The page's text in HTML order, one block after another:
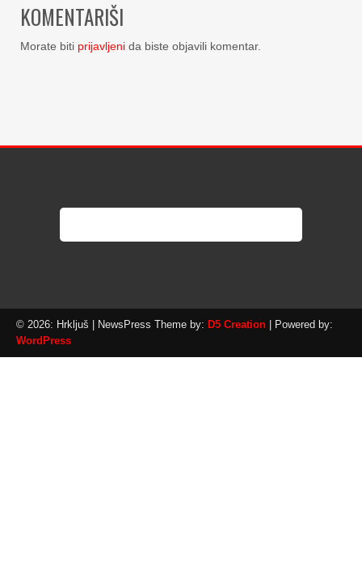
KOMENTARIŠI
Morate biti prijavljeni da biste objavili komentar.
© 2026: Hrkljuš | NewsPress Theme by: D5 Creation | Powered by:
WordPress